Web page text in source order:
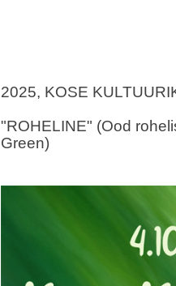
2025, KOSE
"ROHELINE" (Ood
Green)